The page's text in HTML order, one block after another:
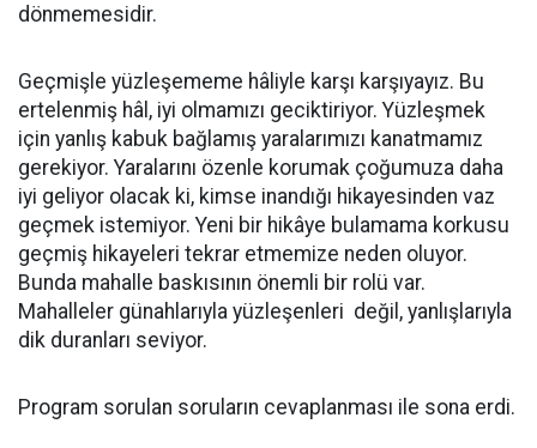
dönmemesidir.
Geçmişle yüzleşememe hâliyle karşı karşıyayız. Bu
ertelenmiş hâl, iyi olmamızı geciktiriyor. Yüzleşmek
için yanlış kabuk bağlamış yaralarımızı kanatmamız
gerekiyor. Yaralarını özenle korumak çoğumuza daha
iyi geliyor olacak ki, kimse inandığı hikayesinden vaz
geçmek istemiyor. Yeni bir hikâye bulamama korkusu
geçmiş hikayeleri tekrar etmemize neden oluyor.
Bunda mahalle baskısının önemli bir rolü var.
Mahalleler günahlarıyla yüzleşenleri değil, yanlışlarıyla
dik duranları seviyor.
Program sorulan soruların cevaplanması ile sona erdi.